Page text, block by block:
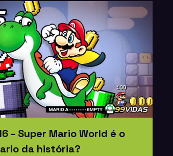
– Super Mario World é o
da história?